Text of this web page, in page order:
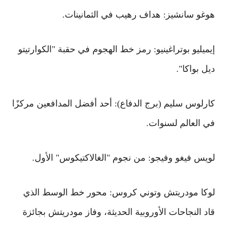
هوغو سانشيز: هداف رهيب في الثمانينات.
إيميليو بوتراغينيو: رمز خط الهجوم في حقبة "الكوارتيتو
ديل بواكا".
كارلوس سليم (برج الدفاع): أحد أفضل المدافعين مركزًا
في العالم لسنوات.
لويس فيغو وفيجو: من نجوم "الغالاكتيكوس" الأول.
لوكا مودريتش وتوني كروس: محور خط الوسط الذي
قاد النجاحات الأوروبية الحديثة، وفاز مودريتش بجائزة